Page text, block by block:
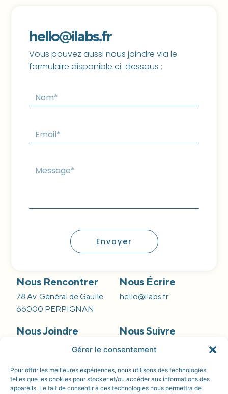
Gérer le consentement
Pour offrir les meilleures expériences, nous utilisons des technologies
telles que les cookies pour stocker et/ou accéder aux informations des
appareils. Le fait de consentir à ces technologies nous permettra de
hello@ilabs.fr
Vous pouvez aussi nous joindre via le
formulaire disponible ci-dessous :
Envoyer
Nous Rencontrer
78 Av. Général de Gaulle
66000 PERPIGNAN
Nous Écrire
hello@ilabs.fr
Nous Joindre Nous Suivre